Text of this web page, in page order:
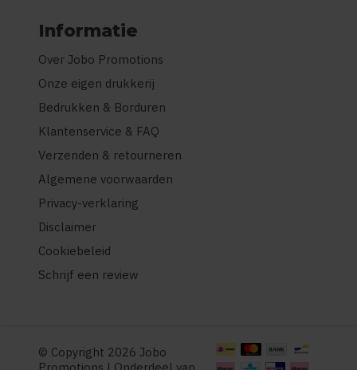
Informatie
Over Jobo Promotions
Onze eigen drukkerij
Bedrukken & Borduren
Klantenservice & FAQ
Verzenden & retourneren
Algemene voorwaarden
Privacy-verklaring
Disclaimer
Cookiebeleid
Schrijf een review
© Copyright 2026 Jobo